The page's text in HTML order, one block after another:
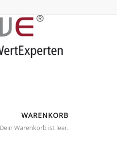
WARENKORB
Dein Warenkorb ist leer.